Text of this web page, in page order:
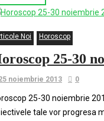
Noi Horoscop
25-30
noiembrie 2013 0
25-30 noiembrie
tale vor progresa